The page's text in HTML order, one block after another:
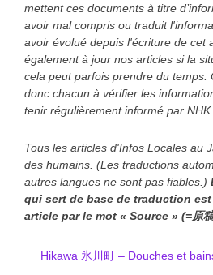
mettent ces documents à titre
avoir mal compris ou traduit
avoir évolué depuis l'écriture de cet
également à jour nos articles si la
cela peut parfois prendre du temps.
donc chacun à vérifier les
tenir régulièrement informé par
Tous les articles d'Infos Locales au
des humains. (Les traductions
autres langues ne sont pas fiables.)
qui sert de base de traduction
article par le mot « Source » (=原
Hikawa 氷川町 – Douches et